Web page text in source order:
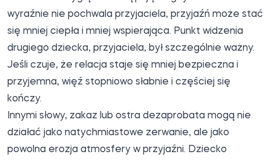
wyraźnie nie pochwala przyjaciela, przyjaźń może stać
się mniej ciepła i mniej wspierająca. Punkt widzenia
drugiego dziecka, przyjaciela, był szczególnie ważny.
Jeśli czuje, że relacja staje się mniej bezpieczna i
przyjemna, więź stopniowo słabnie i częściej się
kończy.
Innymi słowy, zakaz lub ostra dezaprobata mogą nie
działać jako natychmiastowe zerwanie, ale jako
powolna erozja atmosfery w przyjaźni. Dziecko